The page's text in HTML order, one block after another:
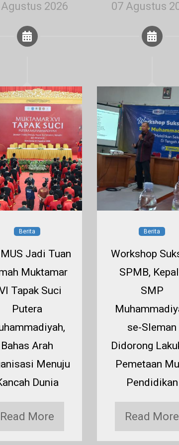
2026
Berita
Jadi Tuan
Muktamar
Tapak Suci
Putera
Bahas Arah
Menuju
Dunia
Read More
07 Agustus
Berita
Workshop
SPMB,
SMP
se-Sleman
Didorong
Pemetaan
Pendidikan
Read More